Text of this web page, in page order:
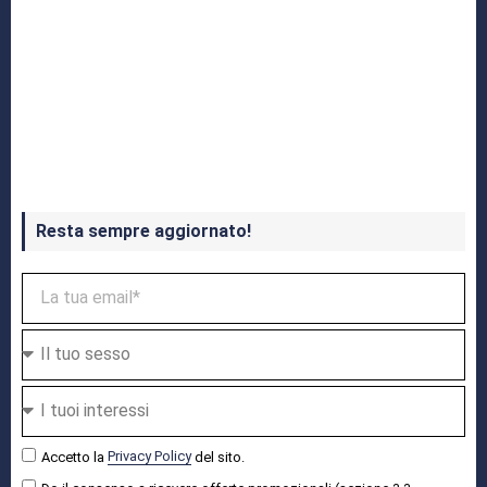
Resta sempre aggiornato!
Accetto la Privacy Policydel sito.